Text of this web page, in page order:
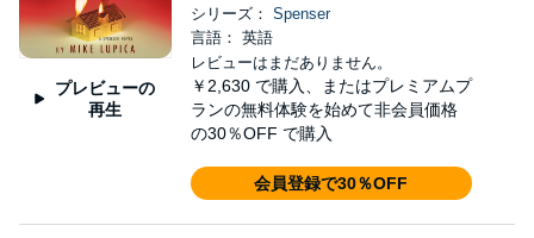
プレビューの
再生
シリーズ： Spenser
言語： 英語
レビューはまだありません。
￥2,630 で購入、またはプレミアムプ
ランの無料体験を始めて非会員価格
の30％OFF で購入
会員登録で30％OFF